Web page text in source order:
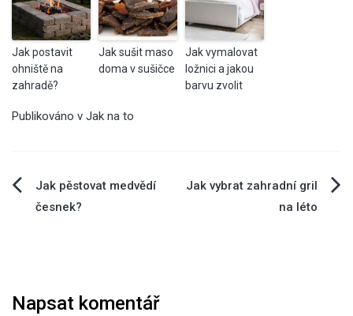
Jak postavit
ohniště na
zahradě?
Jak sušit maso
doma v sušičce
Jak vymalovat
ložnici a jakou
barvu zvolit
Publikováno v Jak na to
Navigace
Jak pěstovat medvědí
česnek?
Jak vybrat zahradní gril
na léto
Napsat komentář